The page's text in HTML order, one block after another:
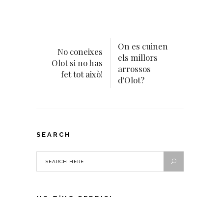
No coneixes
Olot si no has
fet tot això!
On es cuinen
els millors
arrossos
d'Olot?
SEARCH